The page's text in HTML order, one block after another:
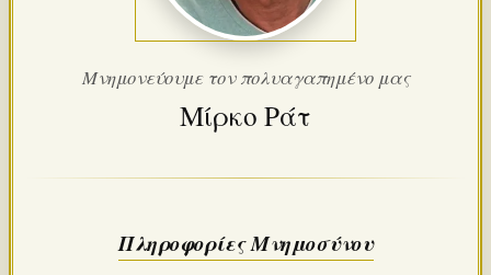
Μνημονεύουμε τον πολυαγαπημένο μας
Μίρκο Ράτ
Πληροφορίες Μνημοσύνου